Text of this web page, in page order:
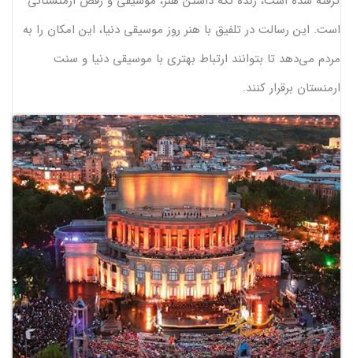
است. این رسالت در تلفیق با هنر روز موسیقی دنیا، این امکان را به
مردم می‌دهد تا بتوانند ارتباط بهتری با موسیقی دنیا و سنت
ارمنستان برقرار کنند.